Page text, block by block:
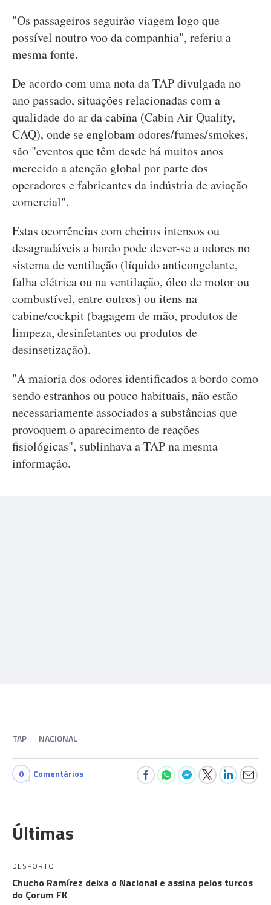
"Os passageiros seguirão viagem logo que
possível noutro voo da companhia", referiu a
mesma fonte.
De acordo com uma nota da TAP divulgada no
ano passado, situações relacionadas com a
qualidade do ar da cabina (Cabin Air Quality,
CAQ), onde se englobam odores/fumes/smokes,
são "eventos que têm desde há muitos anos
merecido a atenção global por parte dos
operadores e fabricantes da indústria de aviação
comercial".
Estas ocorrências com cheiros intensos ou
desagradáveis a bordo pode dever-se a odores no
sistema de ventilação (líquido anticongelante,
falha elétrica ou na ventilação, óleo de motor ou
combustível, entre outros) ou itens na
cabine/cockpit (bagagem de mão, produtos de
limpeza, desinfetantes ou produtos de
desinsetização).
"A maioria dos odores identificados a bordo como
sendo estranhos ou pouco habituais, não estão
necessariamente associados a substâncias que
provoquem o aparecimento de reações
fisiológicas", sublinhava a TAP na mesma
informação.
TAP NACIONAL
0 Comentários
Últimas
DESPORTO
Chucho Ramírez deixa o Nacional e assina pelos turcos
do Çorum FK